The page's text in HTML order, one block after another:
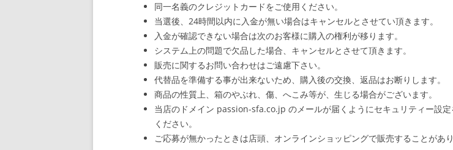
同一名義のクレジットカードをご使用ください。
当選後、24時間以内に入金が無い場合はキャンセルとさせてい頂きます。
入金が確認できない場合は次のお客様に購入の権利が移ります。
システム上の問題で欠品した場合、キャンセルとさせて頂きます。
販売に関するお問い合わせはご遠慮下さい。
代替品を準備する事が出来ないため、購入後の交換、返品はお断りします。
商品の性質上、箱のやぶれ、傷、へこみ等が、生じる場合がございます。
当店のドメイン passion-sfa.co.jp のメールが届くようにセキュリティー設
ください。
ご応募が無かったときは店頭、オンラインショッピングで販売することがあり